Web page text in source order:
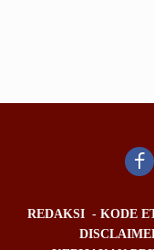
REDAKSI KODE